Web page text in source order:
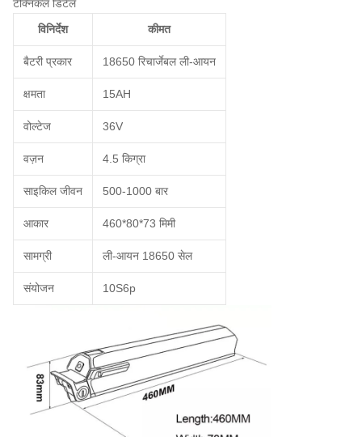
टेक्निकल डिटेल
विनिर्देश
कीमत
बैटरी प्रकार 18650 रिचार्जेबल ली-आयन
क्षमता 15AH
वोल्टेज 36V
वज़न 4.5 किग्रा
साइकिल जीवन 500-1000 बार
आकार 460*80*73 मिमी
सामग्री ली-आयन 18650 सेल
संयोजन 10S6p